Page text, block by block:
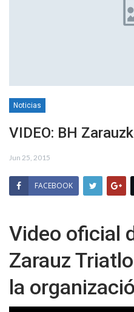
Noticias
VIDEO: BH
Jun 25, 2015
FACEBOOK
Video oficial
Zarauz
la